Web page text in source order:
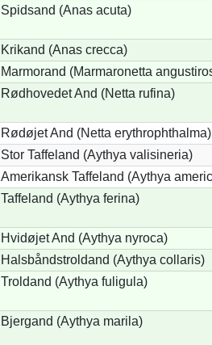
Spidsand (Anas acuta)
Krikand (Anas crecca)
Marmorand (Marmaronetta
Rødhovedet And (Netta rufina)
Rødøjet And (Netta erythrophthalma)
Stor Taffeland (Aythya valisineria)
Amerikansk Taffeland (Aythya
Taffeland (Aythya ferina)
Hvidøjet And (Aythya nyroca)
Halsbåndstroldand (Aythya collaris)
Troldand (Aythya fuligula)
Bjergand (Aythya marila)